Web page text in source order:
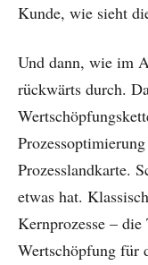
Kunde, wie sieht
Und dann, wie im
rückwärts durch.
Prozesslandkarte.
etwas hat.
Kernprozesse –
Wertschöpfung für